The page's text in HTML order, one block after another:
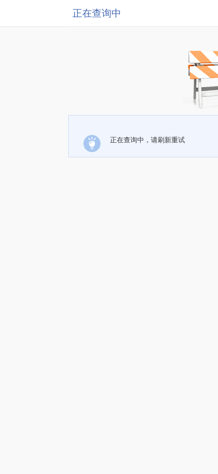
正在查询中
正在查询中，请刷新重试